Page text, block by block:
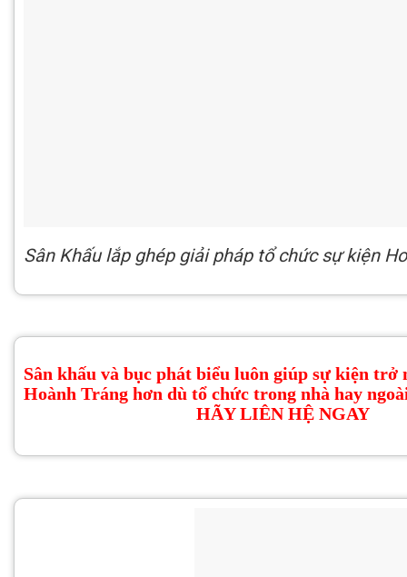
Sân Khấu lắp ghép giải pháp tổ chức sự kiện
Sân khấu và bục phát biểu luôn giúp sự kiện trở
Hoành Tráng hơn dù tổ chức trong nhà hay
​ HÃY LIÊN HỆ NGAY